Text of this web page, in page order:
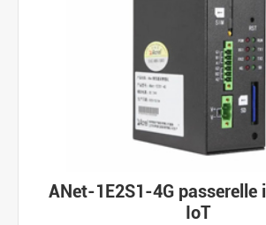
ANet-1E2S1-4G passerelle
IoT